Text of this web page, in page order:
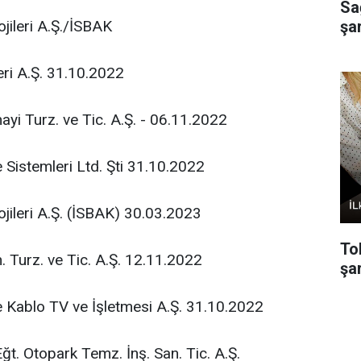
A.Ş./İSBAK
A.Ş. 31.10.2022
Turz. ve Tic. A.Ş. - 06.11.2022
Sistemleri Ltd. Şti 31.10.2022
A.Ş. (İSBAK) 30.03.2023
Turz. ve Tic. A.Ş. 12.11.2022
TV ve İşletmesi A.Ş. 31.10.2022
Otopark Temz. İnş. San. Tic. A.Ş.